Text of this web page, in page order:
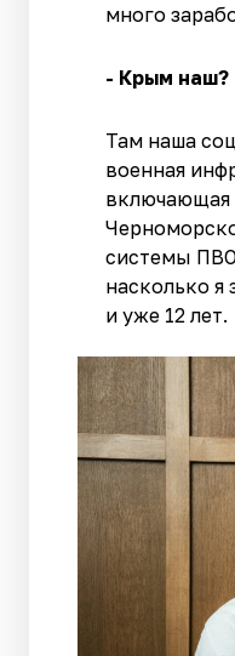
много
- Крым наш?
Там наша
военная
включающая
системы
насколько я
и уже 12 лет.